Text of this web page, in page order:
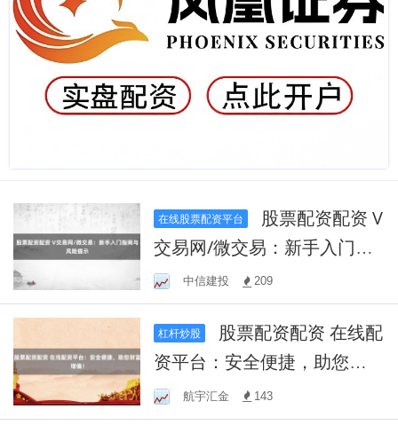
在线股票配资平台
交易网/微交易：新手入门指
南与风险提示
中信建投 209
杠杆炒股
资平台：安全便捷，助您财
富增值！
航宇汇金 143